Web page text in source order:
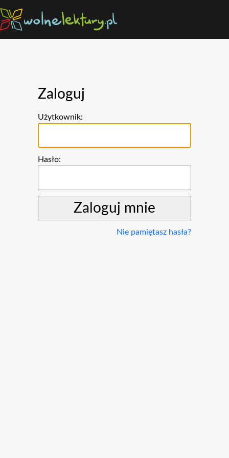
Zaloguj
Użytkownik:
Hasło:
Nie pamiętasz hasła?